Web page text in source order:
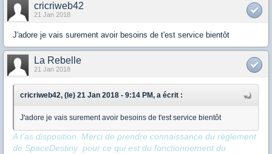
cricriweb42
21 Jan 2018
J'adore je vais surement avoir besoins de t'est service bientôt
La Rebelle
21 Jan 2018
cricriweb42, (le) 21 Jan 2018 - 9:14 PM, a écrit :
J'adore je vais surement avoir besoins de t'est service bientôt
A t'as disposition. Merci de prendre connaissance du règlement
de SpaceDestiny pour ce qui est du fonctionnement du